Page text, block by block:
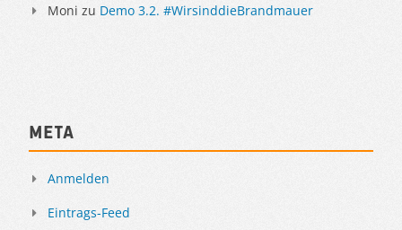
Moni zu Demo 3.2. #WirsinddieBrandmauer
Meta
Anmelden
Eintrags-Feed